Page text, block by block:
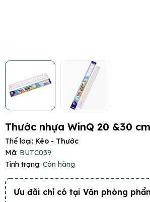
Thước nhựa WinQ 20 &30 cm
Thể loại: Kéo - Thước
Mã: BUTC039
Tình trạng: Còn hàng
Ưu đãi chỉ có tại Văn phòng